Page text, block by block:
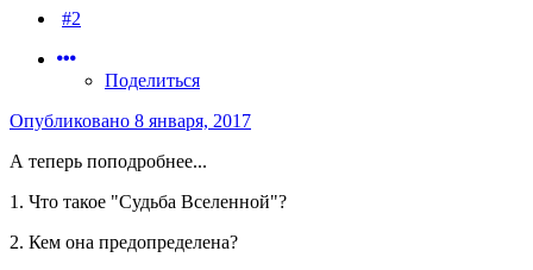
#2
Поделиться
Опубликовано 8 января, 2017
А теперь поподробнее...
1. Что такое "Судьба Вселенной"?
2. Кем она предопределена?